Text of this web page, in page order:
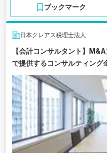
ブックマーク
日本クレアス税理士法人
【会計コンサルタント】
で提供するコンサルティング